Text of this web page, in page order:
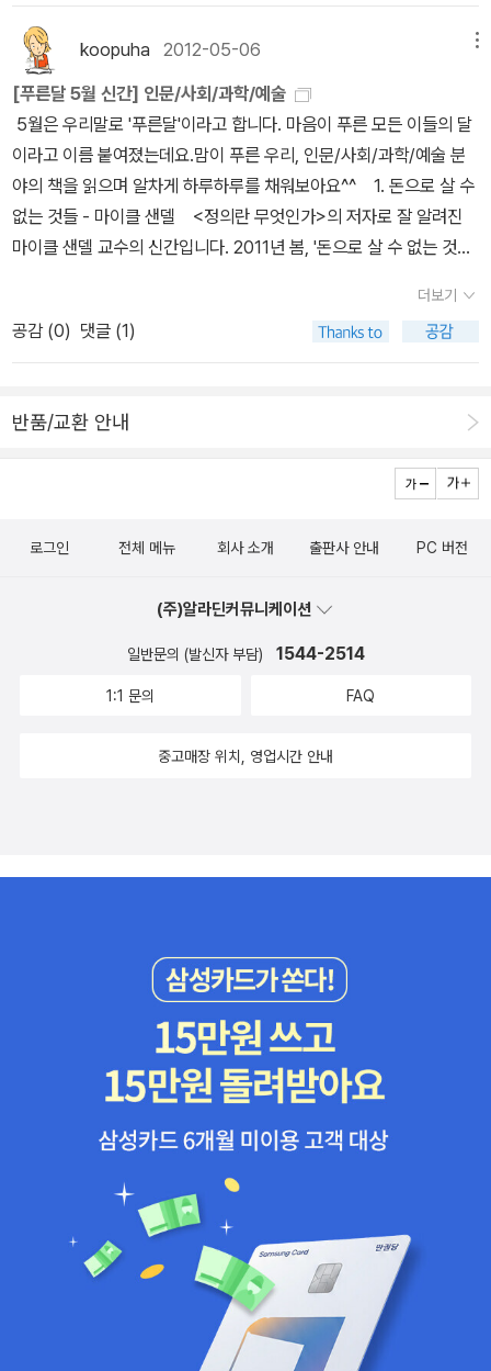
에 대한 탐문’이 그 첫걸음이다.
남자’, ‘커피프린스 1호점’ 등과 같이 트렌디한 드라마까지 거의 모든
분야에서 강점을 가지고 있다고 한다. (이는 인도나 남미의 드라마와
는 다른 점이다.)미국과 다른 국가들의 메인스트림 전략을 비교한
끝에 저자는 디지털 시대를 맞아 문화와 정보가 새로운 양식으로 변
화할 것이지만 기존 메인스트림을 더욱 강화할 것이라는 전망을 내놓
았다. 구글의 출현, 웹3.0과 같이 공유를 우선시하는 문화의 대중화,
소셜 네트워크 서비스의 급격한 보급 등과 같은 변화가 기존 창작 산
업에 많은 영향을 미치게 될 것이다. 하지만, 앞서 읽었던 마틴 린드스
트롬의 ‘누가 내지갑을 조종하는가’와 마찬가지로 또래집단의 영향력
이 강해지게 되어 오히려 메인스트림이 더욱 강화될 것이라는 의견이
다. 나 역시 저자의 의견에 동의하며 세상의 변화가 우리에게 어떻게
을 통해서 계급적 질서가 재생산되고 있다는 데 주목한 비판 사상의
걸작이다. 거리의 지혜와 비판이론 문화연구 분야의 가장 독창적인
책 중의 하나이다. 특히 시선을 끄는 것은 대중이 광고전문가들의 조
작이나 지배권력의 수동적인 대상물이 아니라 능동적인 사회 문제의
제기자라고 하는 주장이다.천박함, 상업주의, 권력의 조작이 아니라
대중의 일상 속에 강력한 진리가 담겨있으며, 누구보다 먼저 사회적
모순과 선전을 재빨리 알아차리는 존재라는 것이다. 저자는 이것을
‘토착이론’이라고 말하고 있다. 군중의 시대적 삶과 언어만큼 사회의
작이 아니라 대중이 권력을 지배하고 있다는 말처럼 들리는 이 주장
은 옳은 것일까? 은근히 비판력을 자극하는 저작이다. 메인 스트림
주류(主流), 즉 사회를 견인하는 중심적인 추세, 경향을 메인스트림
문화, 니치 문화의 이면이라 할 수 있다. 그렇다면 메인스트림 문화라
업적이고 규격화되어 있으며 단일화된‘시장 문화’라는 부정적인 의미
있음을 의미할 수 도 있다. 모든 사람을 매혹시키고자 하는 생각이나
스트림이란 어떤 역할을 하고 있는 것일까? 긍정해야 하는 것인가?
하여 세계 속에 자신들의 대중문화를 확산시키는 데 어떤 단순한 논
리적 관점만을 가지고 있는 것 같다. 경제적 효율, 즉 경제적 이익과
스트림을 장악하는 것이 이처럼 이롭기만 한 것일까? 혐한(嫌韓)이
암사가 괜찮은 시리즈를 하나 낸 것 같음. <문화 혼종성> <
메인스트림> <불온한 산책자>문화 혼종성은 다문화 사회, 지구화로
인한 문화 혼합에 대한 이론적 틀을 다룸. 메인스트림도 문화 사회학
계열 도서. <삶의 미학> <재즈> <변화하는 라틴아메리카
>나는 그냥 두꺼운책에 대한 괜한 욕망이 있어서 두꺼운책을 좋아함.
아 그리고 삶의미학인데 전혀 삶에 관한 소리 안나옴. <당
신의 계급 사다리는 안전합니까?> <군중행동> <거리의 지혜와 비
판이론> <헤게모니와 사회주의 전략> <서구 마르크스주
의, 소련을 탐구하다> <사라짐에 대하여>사라짐에 대하여같은 경우
는 <소비의 사회>로 유명한 사회학자 장 보드리야르의 유작이라고
함.잠깐 봤는데 뭔말인지.. 되게 얇은데 만원이나.. <아내의
기술하는데 교양쌓기 좋은 책이고 로마제국의 위기는 한길그레이트
koopuha 2012-05-06
[푸른달 5월 신간] 인문/사회/과학/예술
5월은 우리말로 '푸른달'이라고 합니다. 마음이 푸른 모든 이들의 달
이라고 이름 붙여졌는데요.맘이 푸른 우리, 인문/사회/과학/예술 분
야의 책을 읽으며 알차게 하루하루를 채워보아요^^ 1. 돈으로 살 수
없는 것들 - 마이클 샌델 <정의란 무엇인가>의 저자로 잘 알려진
마이클 샌델 교수의 신간입니다. 2011년 봄, '돈으로 살 수 없는 것
다려왔는데요. 드디어 나왔군요! 자본주의 사회에서는 '돈'이란 것이
곧 '가치'가 되기에 우리는 때로 모든 것들을 '돈'으로 환산해서 생각하
곤 하는데요. 그러한 시장논리의 도덕적 한계와 맹점을 알려주는 책
는 지금 제대로 된 가치로 세상을 바라보며 살고있을까요? 2. 메
다. 5년이 넘는 기간 동안 30개국 150여 개 도시에서 만난 1,250명
이라도 꿰어야 보배라는데, 프랑스의 문화비평가인 저자가 어떻게 세
미국의 문화가 세계 속에 파고들수 있었던 이유를 낱낱이 추적하고,
또 계의 다종다양한 문화가 미국 문화에 어떻게 저항하고 경쟁하고
되는 이 시대에 문화의 향방과 나아갈 길을 성찰하네요. 헉헉^^;; 이에
만들어내야 할지 생각해보아요~ 3. 상상력의 전시장 엑스포 - 오
세계박람회가 열리는데, 그 정보와 함께 한국의 엑스포까지 살펴볼
수 있다니 꽤 흥미롭겠지요? 만약 내가 엑스포를 개최한다면, 또 엑
스포에 내 인생을 바쳐 만든 물건을 내놓는다면? 이런 기분좋은 상상
을 하며 한 장 한 장 넘기는 재미에 빠져볼까요. 4. 철학에게 미래
를 묻다 - 안광복 우리는 미래에 어떻게 살고 있을까요. 하루하루를
알차게 사는 것도 중요하지만, 그 하루가 미래에 어떤 모습으로 펼쳐
질지 궁금한 건 어쩔 수 없나봐요. 교사이자 철학자인 안광복 저자는
어트의 미래', '예식의 미래', '근무 시간의 미래'와 같이 구체적인 생활
의 미래부터 '돈', '종교', '음식', '자유'처럼 근본적인 물음까지 다양한
미래를 엿볼 수 있네요. 예측은 항상 달라질 수도 있지만, 약간의 힌트
를 얻음으로써 우리 인생과 사회를 바른 방향으로 설계하는데 도움이
되리라 믿습니다. 일상과는 멀게만 느껴지는 '철학'을 우리 생활 속으
로 옮겨 온 저자의 지혜에 흠뻑 빠져봐야겠습니다. 5. 현실, 그 가
더보기
공감 (0) 댓글 (1)
반품/교환 안내
로그인 전체 메뉴 회사 소개 출판사 안내 PC 버전
(주)알라딘커뮤니케이션
일반문의 (발신자 부담) 1544-2514
1:1 문의 FAQ
중고매장 위치, 영업시간 안내